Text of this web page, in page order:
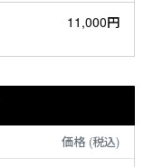
11,000円
価格 (税込)